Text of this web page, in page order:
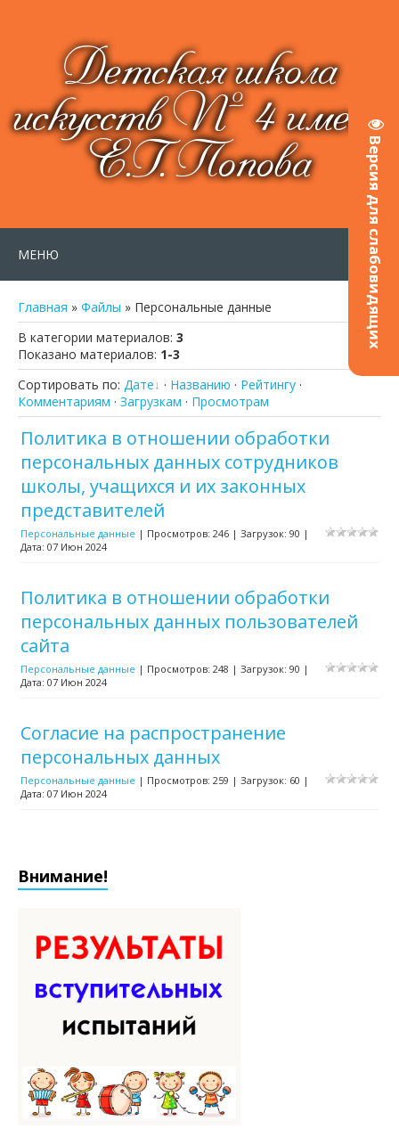
Версия для слабовидящих
Детская школа
искусств № 4 имени
Е.Г. Попова
МЕНЮ
Главная » Файлы » Персональные данные
В категории материалов: 3
Показано материалов: 1-3
Сортировать по: Дате · Названию · Рейтингу ·
Комментариям · Загрузкам · Просмотрам
Политика в отношении обработки
персональных данных сотрудников
школы, учащихся и их законных
представителей
Персональные данные | Просмотров: 246 | Загрузок: 90 |
Дата: 07 Июн 2024
Политика в отношении обработки
персональных данных пользователей
сайта
Персональные данные | Просмотров: 248 | Загрузок: 90 |
Дата: 07 Июн 2024
Согласие на распространение
персональных данных
Персональные данные | Просмотров: 259 | Загрузок: 60 |
Дата: 07 Июн 2024
Внимание!